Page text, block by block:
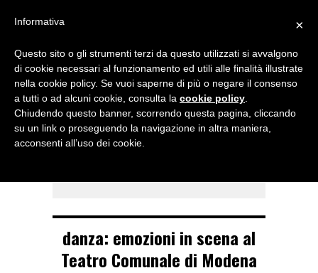
NOTIZIE DI DANZA IN ITALIA E ALL’ESTERO, PER DANZATORI,
TAG ARCHIVE
Les Ballets Jazz de
danza: emozioni in scena al
Teatro Comunale di Modena
×
Informativa
Questo sito o gli strumenti terzi da questo utilizzati si avvalgono
di cookie necessari al funzionamento ed utili alle finalità illustrate
nella cookie policy. Se vuoi saperne di più o negare il consenso
a tutti o ad alcuni cookie, consulta la cookie policy
Chiudendo questo banner, scorrendo questa pagina, cliccando
su un link o proseguendo la navigazione in altra maniera,
acconsenti all’uso dei cookie.